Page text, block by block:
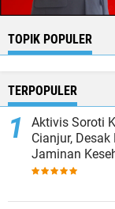
TOPIK POPULER
TERPOPULER
Aktivis Soroti
Cianjur,
Jaminan